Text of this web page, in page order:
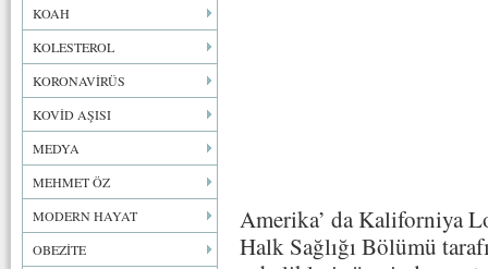
KOAH
KOLESTEROL
KORONAVİRÜS
KOVİD AŞISI
MEDYA
MEHMET ÖZ
MODERN HAYAT
OBEZİTE
Amerika’ da Kaliforniya
Halk Sağlığı Bölümü